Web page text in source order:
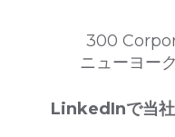
300
ニューヨー
LinkedInで当社